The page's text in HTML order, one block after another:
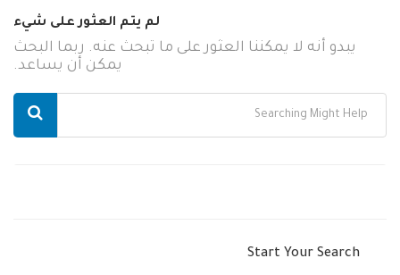
لم يتم العثور على شيء
يبدو أنه لا يمكننا العثور على ما تبحث عنه. ربما البحث
يمكن أن يساعد.
Start Your Search